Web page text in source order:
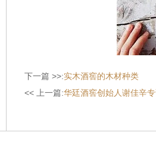
下一篇 >>:实木酒窖的木材种类
<< 上一篇:华廷酒窖创始人谢佳辛